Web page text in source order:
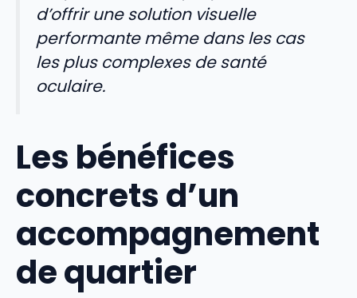
d’offrir une solution visuelle
performante même dans les cas
les plus complexes de santé
oculaire.
Les bénéfices
concrets d’un
accompagnement
de quartier